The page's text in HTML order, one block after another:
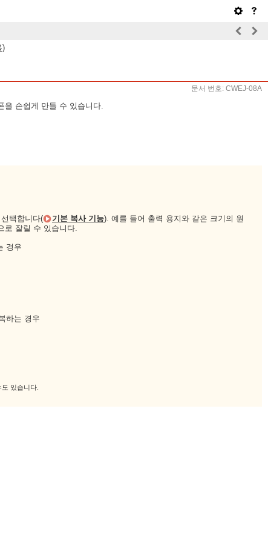
)
문서 번호: CWEJ-08A
을 손쉽게 만들 수 있습니다.
택합니다( 기본 복사 기능). 예를 들어 출력 용지와 같은 크기의 원
로 잘릴 수 있습니다.
경우
하는 경우
있습니다.